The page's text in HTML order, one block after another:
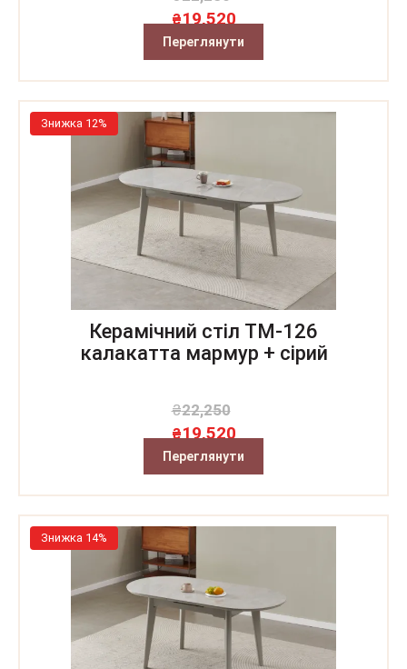
₴19,520
Переглянути
Знижка 12%
Керамічний стіл TM-126
калакатта мармур + сірий
₴22,250
₴19,520
Переглянути
Знижка 14%